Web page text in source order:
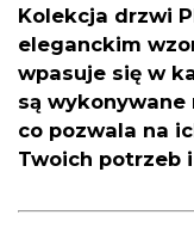
Kolekcja drzwi
eleganckim
wpasuje się w
są
co pozwala na
Twoich potrzeb